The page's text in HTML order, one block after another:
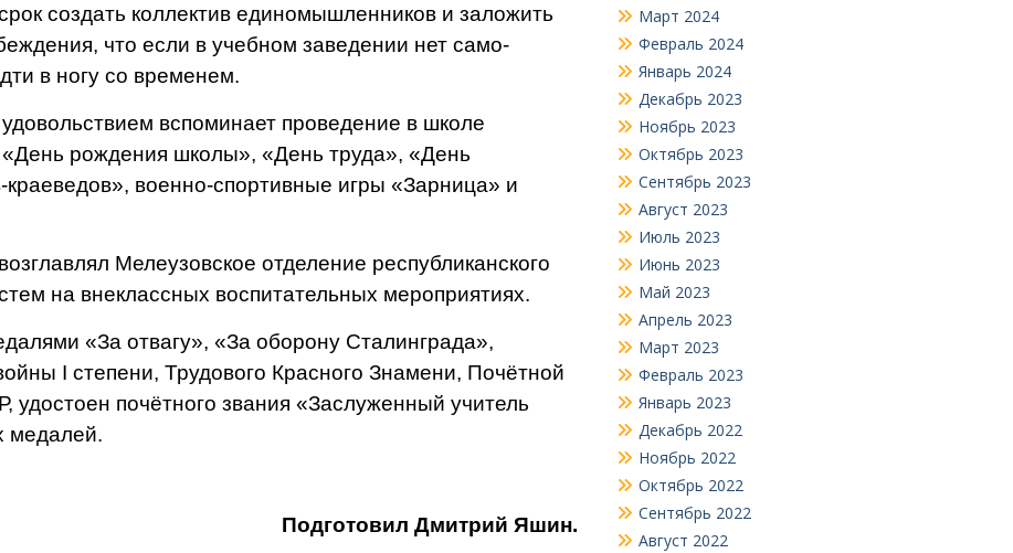
создать коллектив еди­номышленников и заложить
что если в учебном заведении нет само­
в ногу со временем.
вспоминает проведе­ние в школе
рождения школы», «День труда», «День
во­енно-спортивные игры «Зарница» и
Мелеузовское отделение республиканского
на внеклас­сных воспитательных мероприятиях.
«За отвагу», «За оборону Ста­линграда»,
I степени, Трудового Красного Знамени, Почётной
почётного звания «Заслужен­ный учитель
медалей.
Подготовил Дмитрий Яшин.
Март 2024
Февраль 2024
Январь 2024
Декабрь 2023
Ноябрь 2023
Октябрь 2023
Сентябрь 2023
Август 2023
Июль 2023
Июнь 2023
Май 2023
Апрель 2023
Март 2023
Февраль 2023
Январь 2023
Декабрь 2022
Ноябрь 2022
Октябрь 2022
Сентябрь 2022
Август 2022